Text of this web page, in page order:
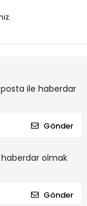
ile haberdar
Gönder
olmak
Gönder